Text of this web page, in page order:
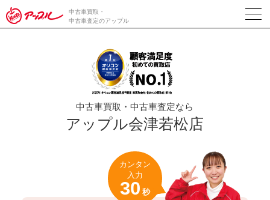
/*ABテスト_新規査定フォームの為のCVボタン*/
中古車買取・
中古車査定のアップル
中古車買取・中古車査定なら
アップル会津若松店
カンタン
入力
30 秒